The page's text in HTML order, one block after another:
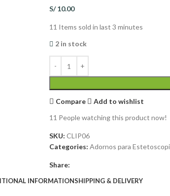
S/10.00
11 Items sold in last 3 minutes
2 in stock
Compare
Add to wishlist
11 People watching this product now!
SKU: CLIP06
Categories: Adornos para
Share:
INFORMATIONSHIPPING & DELIVERY